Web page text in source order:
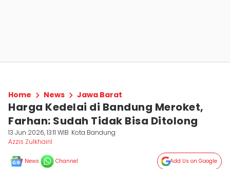
Home News Jawa Barat
Harga Kedelai di Bandung Meroket,
Farhan: Sudah Tidak Bisa Ditolong
13 Jun 2026, 13:11 WIB Kota Bandung
Azzis Zulkhairil
News Channel Add Us on Google